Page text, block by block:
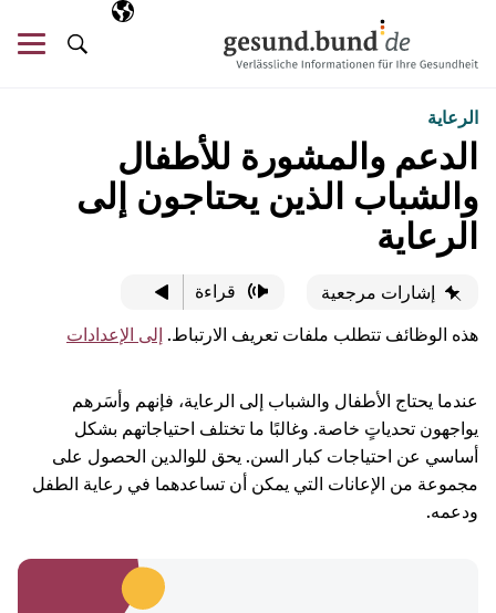
اللغة المختارة
AR
البحث
الرعاية
الدعم والمشورة للأطفال
والشباب الذين يحتاجون إلى
الرعاية
إشارات مرجعية قراءة
هذه الوظائف تتطلب ملفات تعريف الارتباط. إلى الإعدادات
عندما يحتاج الأطفال والشباب إلى الرعاية، فإنهم وأسَرهم
يواجهون تحدياتٍ خاصة. وغالبًا ما تختلف احتياجاتهم بشكل
أساسي عن احتياجات كبار السن. يحق للوالدين الحصول على
مجموعة من الإعانات التي يمكن أن تساعدهما في رعاية الطفل
ودعمه.